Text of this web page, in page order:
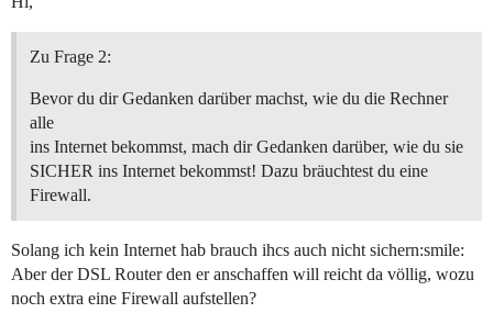
Zu Frage 2:
Bevor du dir Gedanken darüber machst, wie du die Rechner
alle
ins Internet bekommst, mach dir Gedanken darüber, wie du sie
SICHER ins Internet bekommst! Dazu bräuchtest du eine
Firewall.
Solang ich kein Internet hab brauch ihcs auch nicht sichern:smile:
Aber der DSL Router den er anschaffen will reicht da völlig, wozu
noch extra eine Firewall aufstellen?